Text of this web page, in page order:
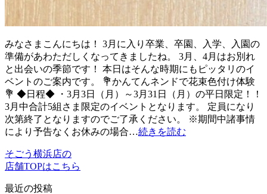
みなさまこんにちは！ 3月に入り卒業、卒園、入学、入園の
準備があわただしくなってきましたね。 3月、4月はお別れ
と出会いの季節です！ 本日はそんな時期にもピッタリのイ
ベントのご案内です。 💐かんてんネンドで花束色付け体験
💐 ◆日程◆ ・3月3日（月）～3月31日（月）の平日限定！！
3月中合計5組さま限定のイベントとなります。 定員になり
次第終了となりますのでご了承ください。 ※期間中諸事情
により予告なくお休みの場合…続きを読む
そごう横浜店の
店舗TOPはこちら
最近の投稿